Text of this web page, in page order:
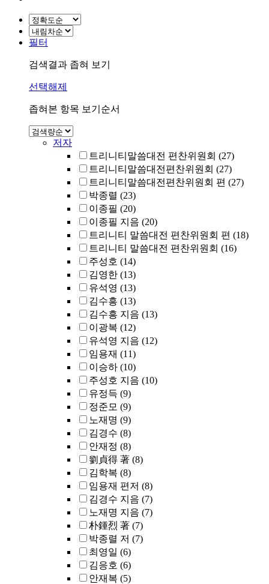
필터
검색결과 좁혀 보기
선택해제
좁혀본 항목 보기순서
저자
트리니티말씀대전 편찬위원회 (27)
트리니티말씀대전편찬위원회 (27)
트리니티말씀대전편찬위원회 편 (27)
박종렬 (23)
이종필 (20)
이종필 지음 (20)
트리니티 말씀대전 편찬위원회 편 (18)
트리니티 말씀대전 편찬위원회 (16)
주성호 (14)
김영한 (13)
유석영 (13)
김수흥 (13)
김수흥 지음 (13)
이광복 (12)
유석영 지음 (12)
임용재 (11)
이승하 (10)
주성호 지음 (10)
유정득 (9)
정준모 (9)
노재명 (9)
김경수 (8)
안재정 (8)
劉貞得 著 (8)
김학복 (8)
임용재 편저 (8)
김경수 지음 (7)
노재명 지음 (7)
朴鍾烈 著 (7)
박종렬 저 (7)
최영일 (6)
김응호 (6)
안재복 (5)